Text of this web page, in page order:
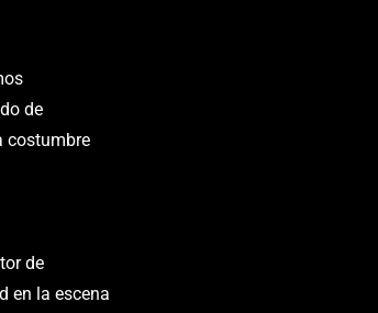
de
costumbre
de
en la escena